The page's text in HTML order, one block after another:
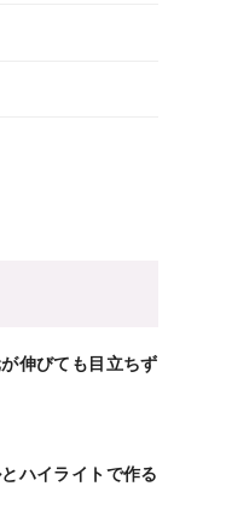
伸びても目立ちず
ハイライトで作る